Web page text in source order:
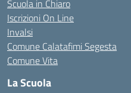
Scuola in Chiaro
Iscrizioni On Line
Invalsi
Comune Calatafimi Segesta
Comune Vita
La Scuola